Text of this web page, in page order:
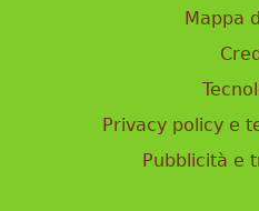
Mappa
Privacy policy e
Pubblicità e